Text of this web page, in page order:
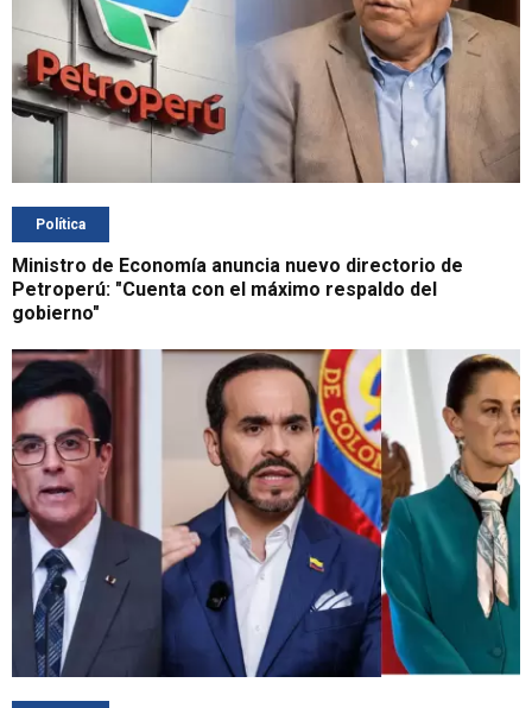
Política
Ministro de Economía anuncia nuevo directorio de
Petroperú: "Cuenta con el máximo respaldo del
gobierno"